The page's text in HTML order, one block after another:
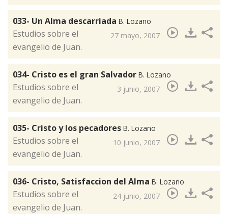
033- Un Alma descarriada B. Lozano
27 mayo, 2007
​Estudios sobre el
evangelio de Juan.
034- Cristo es el gran Salvador B. Lozano
3 junio, 2007
​Estudios sobre el
evangelio de Juan.
035- Cristo y los pecadores B. Lozano
10 junio, 2007
​Estudios sobre el
evangelio de Juan.
036- Cristo, Satisfaccion del Alma B. Lozano
24 junio, 2007
​Estudios sobre el
evangelio de Juan.